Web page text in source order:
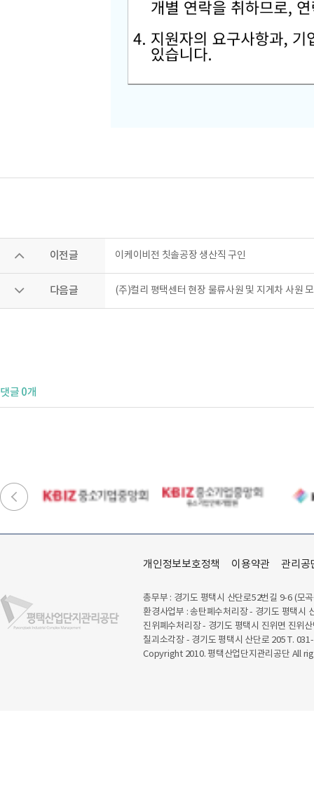
이전글 이케이비전 칫솔공장 생산직 구인
다음글 (주)컬리 평택센터 현장 물류사원 및 지게차 사원
댓글 0개
개인정보보호정책 이용약관 관리공
총무부 : 경기도 평택시 산단로52번길 9-6 (모
환경사업부 : 송탄폐수처리장 - 경기도 평택시
진위폐수처리장 - 경기도 평택시 진위면 진위
칠괴소각장 - 경기도 평택시 산단로 205 T.
Copyright 2010. 평택산업단지관리공단 All